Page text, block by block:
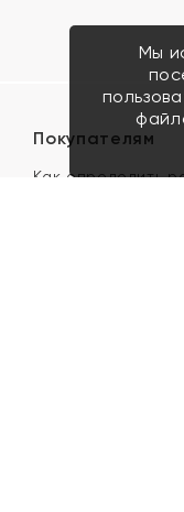
Покупателям
Как определить
Мы